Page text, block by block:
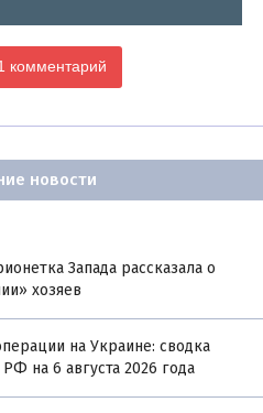
комментарий
новости
Запада рассказала о
хозяев
на Украине: сводка
на 6 августа 2026 года